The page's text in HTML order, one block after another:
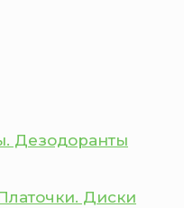
Дезодоранты
Диски